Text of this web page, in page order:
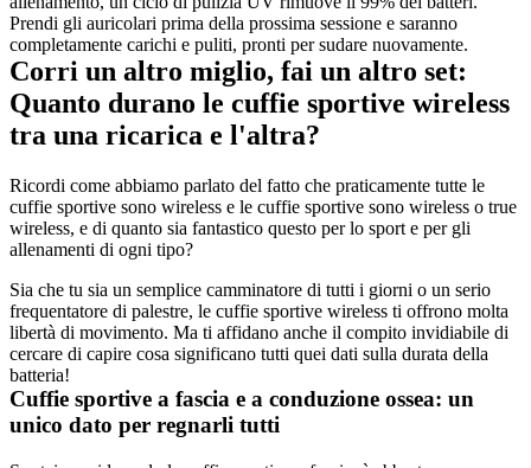
Prendi gli auricolari prima della prossima sessione e saranno
completamente carichi e puliti, pronti per sudare nuovamente.
Corri un altro miglio, fai un altro set:
Quanto durano le cuffie sportive wireless
tra una ricarica e l'altra?
Ricordi come abbiamo parlato del fatto che praticamente tutte le
cuffie sportive sono wireless e le cuffie sportive sono wireless o true
wireless, e di quanto sia fantastico questo per lo sport e per gli
allenamenti di ogni tipo?
Sia che tu sia un semplice camminatore di tutti i giorni o un serio
frequentatore di palestre, le cuffie sportive wireless ti offrono molta
libertà di movimento. Ma ti affidano anche il compito invidiabile di
cercare di capire cosa significano tutti quei dati sulla durata della
batteria!
Cuffie sportive a fascia e a conduzione ossea: un
unico dato per regnarli tutti